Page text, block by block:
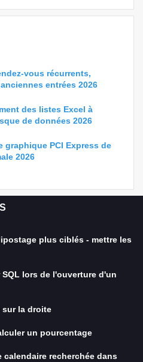
vous récurrents,
entrées 2026
des listes Excel à
de données 2026
graphique PCI Express de
2026
plus ciblés - mettre les
lors de l'ouverture d'un
sur la droite
un pourcentage
recherchée dans